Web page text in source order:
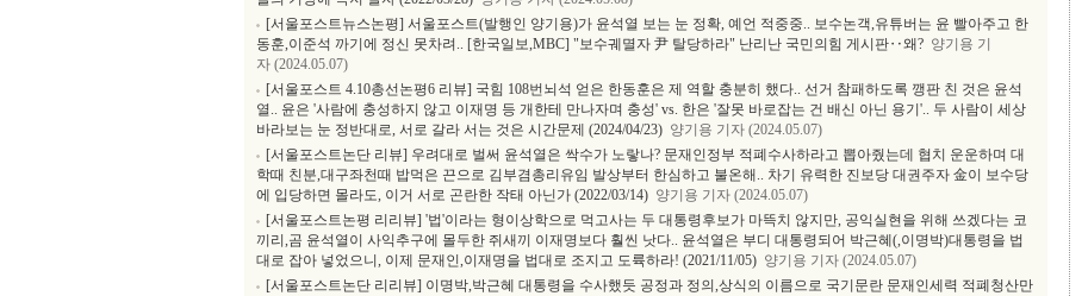
[서울포스트뉴스논평] 서울포스트(발행인 양기용)가 윤석열 보는 눈 정확, 예언 적중중.. 보수논객,유튜버는 윤 빨아주고 한
동훈,이준석 까기에 정신 못차려.. [한국일보,MBC] "보수궤멸자 尹 탈당하라" 난리난 국민의힘 게시판‥왜? 양기용 기
자 (2024.05.07)
[서울포스트 4.10총선논평6 리뷰] 국힘 108번뇌석 얻은 한동훈은 제 역할 충분히 했다.. 선거 참패하도록 깽판 친 것은 윤석
열.. 윤은 '사람에 충성하지 않고 이재명 등 개한테 만나자며 충성' vs. 한은 '잘못 바로잡는 건 배신 아닌 용기'.. 두 사람이 세상
바라보는 눈 정반대로, 서로 갈라 서는 것은 시간문제 (2024/04/23) 양기용 기자 (2024.05.07)
[서울포스트논단 리뷰] 우려대로 벌써 윤석열은 싹수가 노랗나? 문재인정부 적폐수사하라고 뽑아줬는데 협치 운운하며 대
학때 친분,대구좌천때 밥먹은 끈으로 김부겸총리유임 발상부터 한심하고 불온해.. 차기 유력한 진보당 대권주자 金이 보수당
에 입당하면 몰라도, 이거 서로 곤란한 작태 아닌가 (2022/03/14) 양기용 기자 (2024.05.07)
[서울포스트논평 리리뷰] '법'이라는 형이상학으로 먹고사는 두 대통령후보가 마뜩치 않지만, 공익실현을 위해 쓰겠다는 코
끼리,곰 윤석열이 사익추구에 몰두한 쥐새끼 이재명보다 훨씬 낫다.. 윤석열은 부디 대통령되어 박근혜(,이명박)대통령을 법
대로 잡아 넣었으니, 이제 문재인,이재명을 법대로 조지고 도륙하라! (2021/11/05) 양기용 기자 (2024.05.07)
[서울포스트논단 리리뷰] 이명박,박근혜 대통령을 수사했듯 공정과 정의,상식의 이름으로 국기문란 문재인세력 적폐청산만